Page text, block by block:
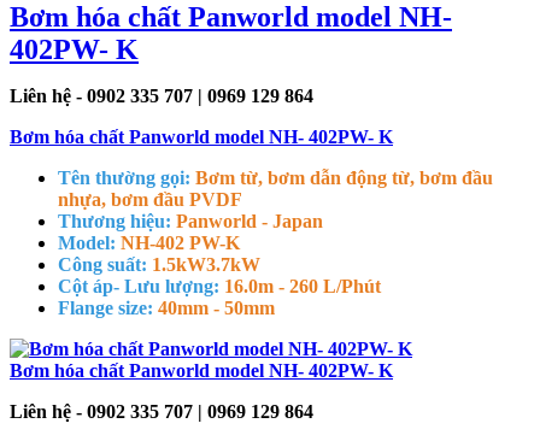
Bơm hóa chất Panworld model NH-
402PW- K
Liên hệ - 0902 335 707 | 0969 129 864
Bơm hóa chất Panworld model NH- 402PW- K
Tên thường gọi: Bơm từ, bơm dẫn động từ, bơm đầu
nhựa, bơm đầu PVDF
Thương hiệu: Panworld - Japan
Model: NH-402 PW-K
Công suất: 1.5kW3.7kW
Cột áp- Lưu lượng: 16.0m - 260 L/Phút
Flange size: 40mm - 50mm
Bơm hóa chất Panworld model NH- 402PW- K
Liên hệ - 0902 335 707 | 0969 129 864